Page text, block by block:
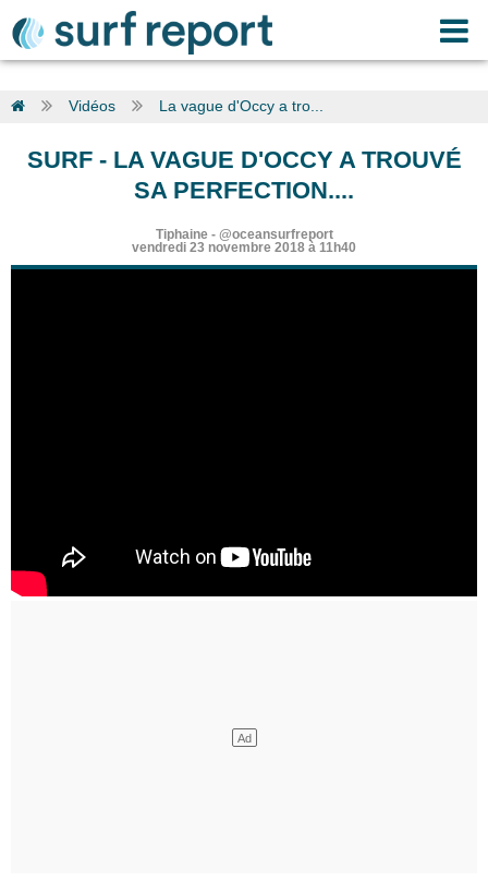
Vidéos La vague d'Occy a tro...
SURF- LA VAGUE D'OCCY A TROUVÉ
SA PERFECTION....
Tiphaine- @oceansurfreport
vendredi 23 novembre 2018 à 11h40